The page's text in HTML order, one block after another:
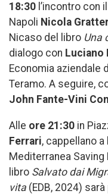
18:30 l’incontro con
Napoli Nicola
Nicaso del libro Una
dialogo con Luciano
Economia aziendale
Teramo. A seguire,
John Fante-Vini
Alle ore 21:30 in
Ferrari, cappellano
Mediterranea Saving
libro Salvato dai
vita (EDB, 2024)